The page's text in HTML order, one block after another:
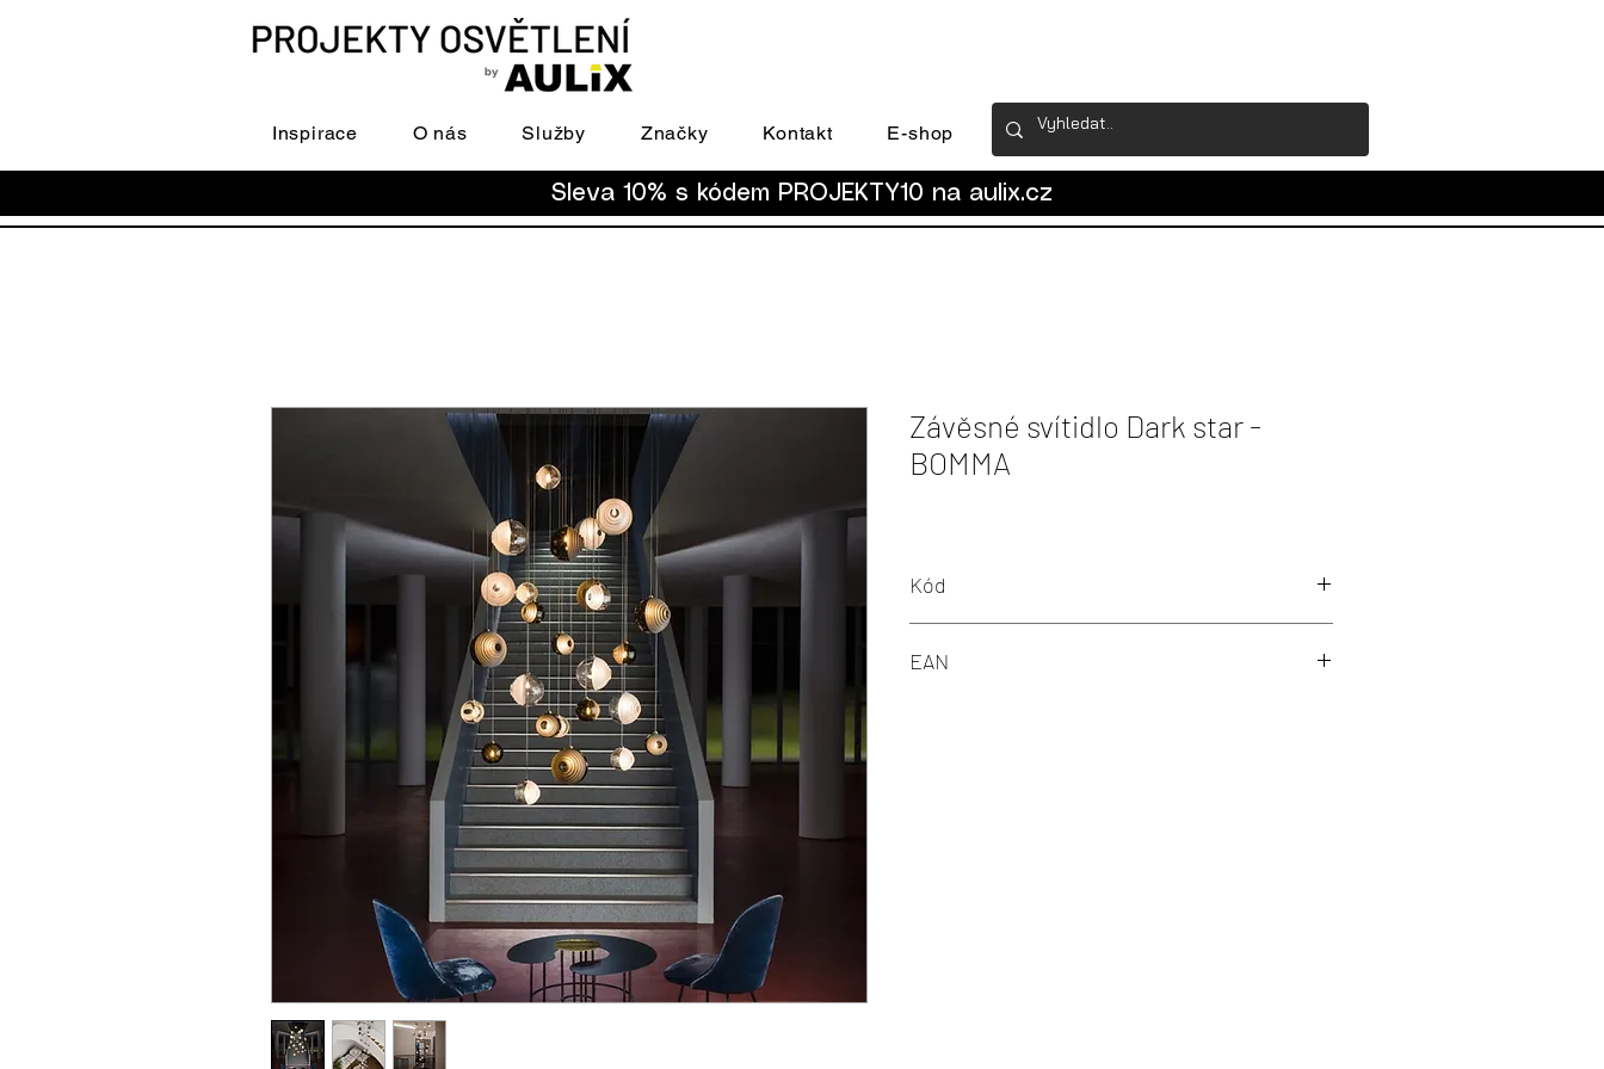
Inspirace O nás Služby Značky Kontakt E-shop
Sleva 10% s kódem PROJEKTY10 na aulix.cz
Závěsné svítidlo Dark star -
BOMMA
Kód
EAN